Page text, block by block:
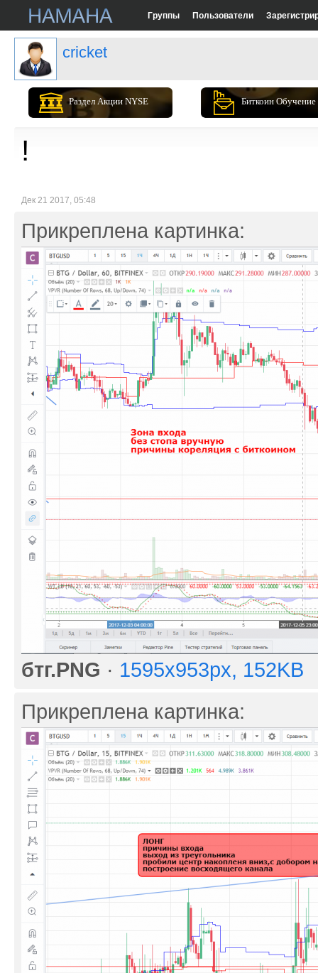
Группы Пользователи
cricket
Раздел Акции NYSE Биткоин Обучение
!
Дек 21 2017, 05:48
Прикреплена картинка:
бтг.PNG · 1595x953px, 152KB
Прикреплена картинка: